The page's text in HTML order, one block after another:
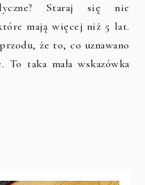
Staraj się nie
mają więcej niż 5 lat.
że to, co uznawano
taka mała wskazówka